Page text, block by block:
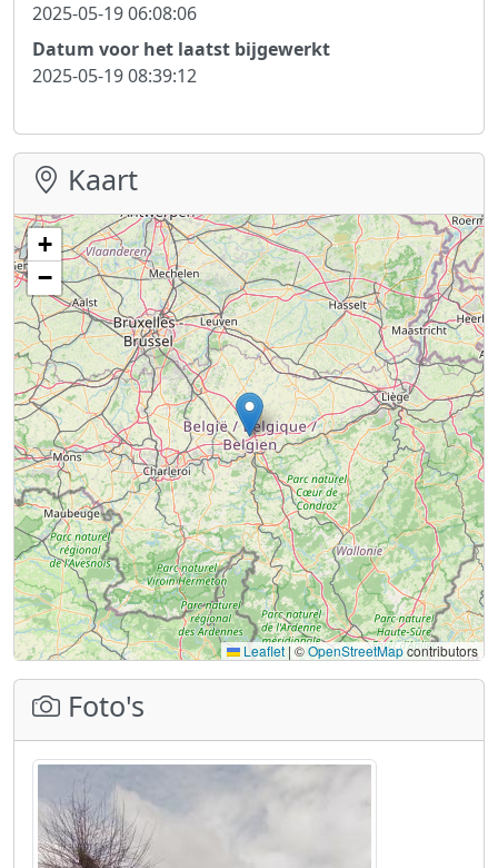
2025-05-19 06:08:06
Datum voor het laatst bijgewerkt
2025-05-19 08:39:12
Kaart
+
−
Leaflet|©OpenStreetMapcontributors
Foto's